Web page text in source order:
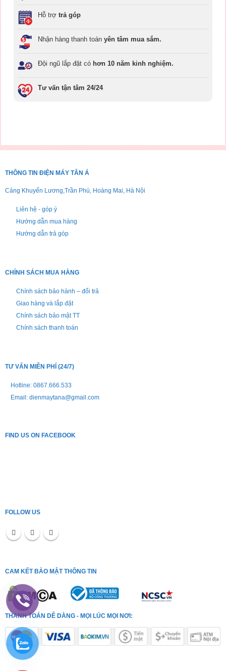
Hỗ trợ trả góp
Nhận hàng thanh toán yên tâm mua sắm.
Đội ngũ lắp đặt có hơn 10 năm kinh nghiệm.
Tư vấn tận tâm 24/24
THÔNG TIN ĐIỆN MÁY TÂN Á
Cảng Khuyến Lương,Trần Phú, Hoàng Mai, Hà Nội
Liên hệ - góp ý
Hướng dẫn mua hàng
Hướng dẫn trả góp
CHÍNH SÁCH MUA HÀNG
Chính sách bảo hành – đổi trả
Giao hàng và lắp đặt
Chính sách bảo mật TT
Chính sách thanh toán
TƯ VẤN MIỄN PHÍ (24/7)
Hotline: 0867.666.533
Email: dienmaytana@gmail.com
FIND US ON FACEBOOK
FOLLOW US
CAM KẾT BẢO MẬT THÔNG TIN
THANH TOÁN DỄ DÀNG - MỌI LÚC MỌI NƠI: